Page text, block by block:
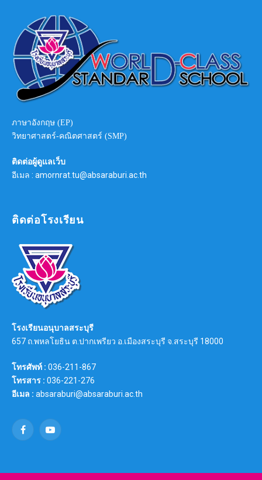
ภาษาอังกฤษ (EP)
วิทยาศาสตร์-คณิตศาสตร์ (SMP)
ติดต่อผู้ดูแลเว็บ
อีเมล : amornrat.tu@absaraburi.ac.th
ติดต่อโรงเรียน
โรงเรียนอนุบาลสระบุรี
657 ถ.พหลโยธิน ต.ปากเพรียว อ.เมืองสระบุรี จ.สระบุรี 18000
โทรศัพท์ : 036-211-867
โทรสาร : 036-221-276
อีเมล : absaraburi@absaraburi.ac.th
FacebookYouTube